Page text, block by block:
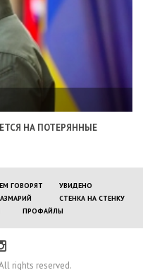
НА ПОТЕРЯННЫЕ
ГОВОРЯТ
УВИДЕНО
СТЕНКА НА СТЕНКУ
ПРОФАЙЛЫ
rights reserved.